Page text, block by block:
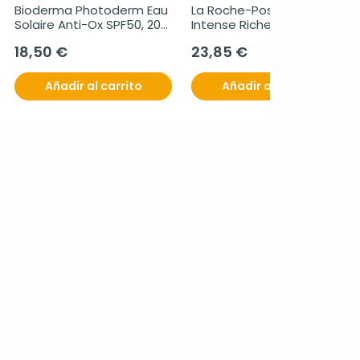
Bioderma Photoderm Eau
Solaire Anti-Ox SPF50, 200
18,50 €
Añadir al carrito
La Roche-Posay Nutritc
Intense Riche
23,85 €
Añadir al carrito